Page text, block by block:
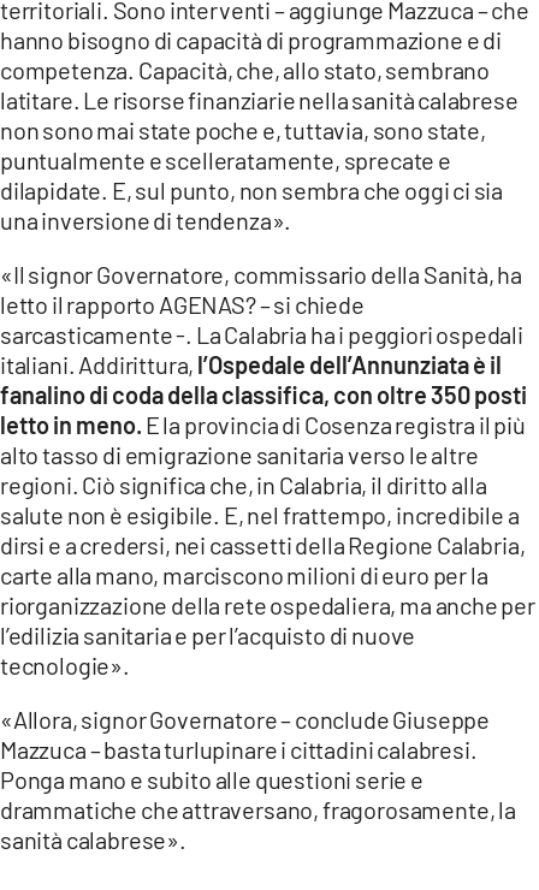
territoriali. Sono interventi – aggiunge Mazzuca – che
hanno bisogno di capacità di programmazione e di
competenza. Capacità, che, allo stato, sembrano
latitare. Le risorse finanziarie nella sanità calabrese
non sono mai state poche e, tuttavia, sono state,
puntualmente e scelleratamente, sprecate e
dilapidate. E, sul punto, non sembra che oggi ci sia
una inversione di tendenza».
«Il signor Governatore, commissario della Sanità, ha
letto il rapporto AGENAS? – si chiede
sarcasticamente -. La Calabria ha i peggiori ospedali
italiani. Addirittura, l’Ospedale dell’Annunziata è il
fanalino di coda della classifica, con oltre 350 posti
letto in meno. E la provincia di Cosenza registra il più
alto tasso di emigrazione sanitaria verso le altre
regioni. Ciò significa che, in Calabria, il diritto alla
salute non è esigibile. E, nel frattempo, incredibile a
dirsi e a credersi, nei cassetti della Regione Calabria,
carte alla mano, marciscono milioni di euro per la
riorganizzazione della rete ospedaliera, ma anche per
l’edilizia sanitaria e per l’acquisto di nuove
tecnologie».
«Allora, signor Governatore – conclude Giuseppe
Mazzuca – basta turlupinare i cittadini calabresi.
Ponga mano e subito alle questioni serie e
drammatiche che attraversano, fragorosamente, la
sanità calabrese».